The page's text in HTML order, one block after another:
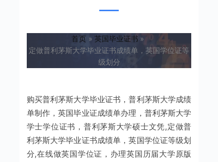
首页
英国毕业证书
定做普利茅斯大学毕业证书成绩单，英国学位证等
级划分
购买普利茅斯大学毕业证书，普利茅斯大学成绩
单制作，英国毕业证成绩单办理，普利茅斯大学
学士学位证书，普利茅斯大学硕士文凭,定做普
利茅斯大学毕业证书成绩单，英国学位证等级划
分,在线做英国学位证，办理英国历届大学原版